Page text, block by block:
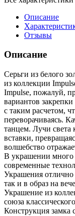
Описание
Отзывы
Описание
Серьги из белого
из коллекции
Impulse, пожалуй,
вариантов
с таким расчетом,
переворачиваясь.
танцем. Лучи света
вставки,
волшебство
В украшении много
современные
Украшения отлично
так и в образ на
Украшение из
союза
Конструкция замка